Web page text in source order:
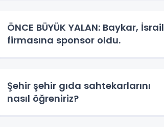
ÖNCE BÜYÜK YALAN: Baykar, İsrail
firmasına sponsor oldu.
Şehir şehir gıda sahtekarlarını
nasıl öğreniriz?